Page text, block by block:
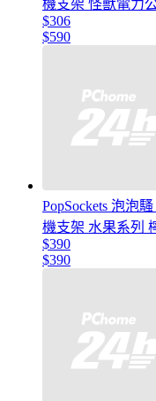
機支架 怪獸電力
$306
$590
PopSockets 泡泡
機支架 水果系列
$390
$390